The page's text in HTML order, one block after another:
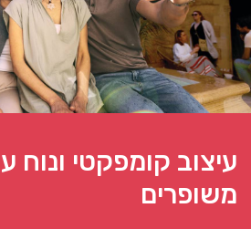
עיצוב קומפקטי ונוח
משופרים